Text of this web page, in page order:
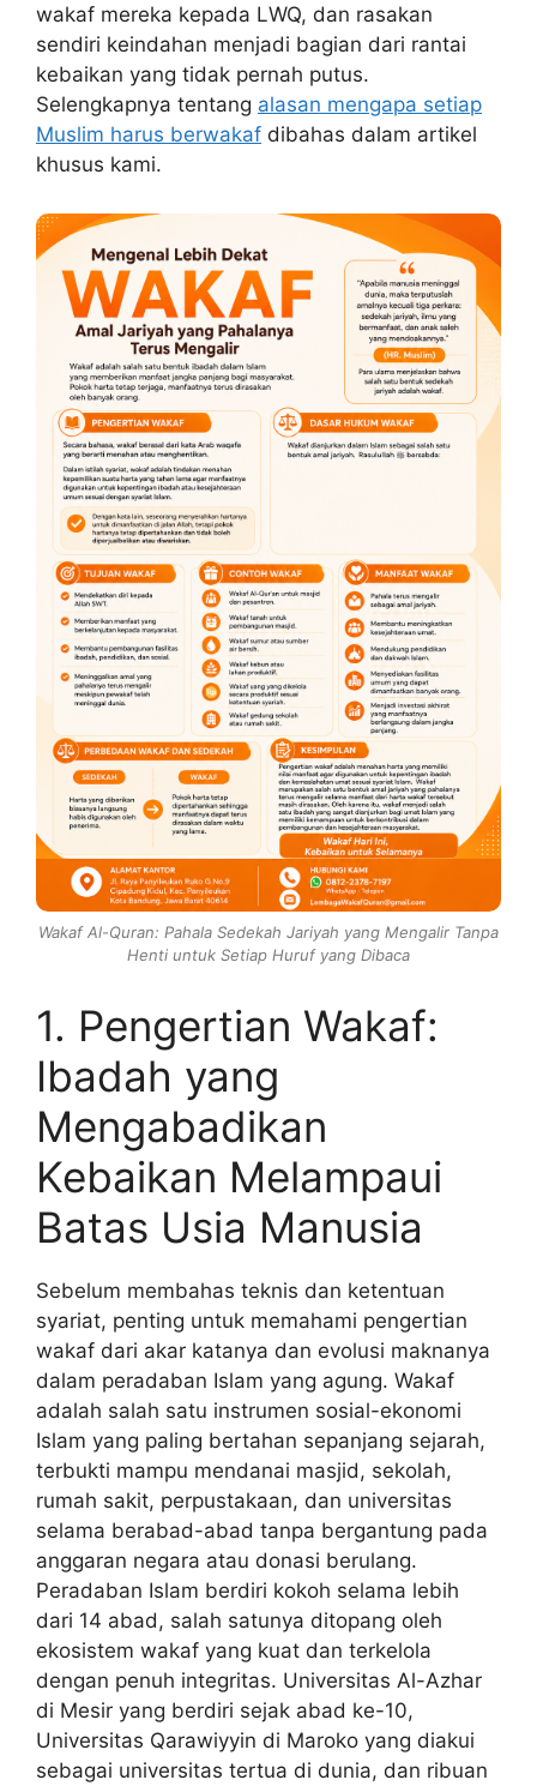
wakaf mereka kepada LWQ, dan rasakan
sendiri keindahan menjadi bagian dari rantai
kebaikan yang tidak pernah putus.
Selengkapnya tentang alasan mengapa setiap
Muslim harus berwakaf dibahas dalam artikel
khusus kami.
Wakaf Al-Quran: Pahala Sedekah Jariyah yang Mengalir Tanpa
Henti untuk Setiap Huruf yang Dibaca
1. Pengertian Wakaf:
Ibadah yang
Mengabadikan
Kebaikan Melampaui
Batas Usia Manusia
Sebelum membahas teknis dan ketentuan
syariat, penting untuk memahami pengertian
wakaf dari akar katanya dan evolusi maknanya
dalam peradaban Islam yang agung. Wakaf
adalah salah satu instrumen sosial-ekonomi
Islam yang paling bertahan sepanjang sejarah,
terbukti mampu mendanai masjid, sekolah,
rumah sakit, perpustakaan, dan universitas
selama berabad-abad tanpa bergantung pada
anggaran negara atau donasi berulang.
Peradaban Islam berdiri kokoh selama lebih
dari 14 abad, salah satunya ditopang oleh
ekosistem wakaf yang kuat dan terkelola
dengan penuh integritas. Universitas Al-Azhar
di Mesir yang berdiri sejak abad ke-10,
Universitas Qarawiyyin di Maroko yang diakui
sebagai universitas tertua di dunia, dan ribuan